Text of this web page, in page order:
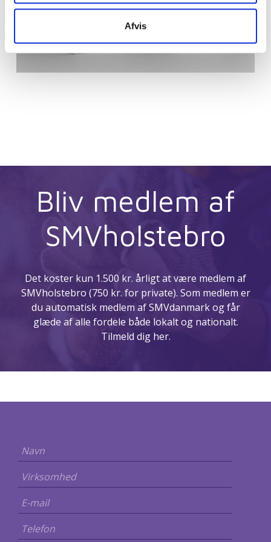
Afvis
Bliv medlem af
SMVholstebro
Det koster kun 1.500 kr. årligt at være medlem af
SMVholstebro (750 kr. for private). Som medlem er
du automatisk medlem af SMVdanmark og får
glæde af alle fordele både lokalt og nationalt.
Tilmeld dig her.